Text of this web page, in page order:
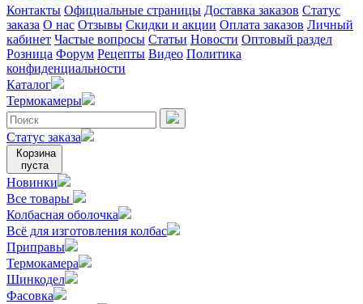
Контакты Официальные страницы Доставка заказов Статус
заказа О нас Отзывы Скидки и акции Оплата заказов Личный
кабинет Частые вопросы Статьи Новости Оптовый раздел
Розница Форум Рецепты Видео Политика
конфиденциальности
Каталог
Термокамеры
Статус заказа
Корзина
пуста
Новинки
Все товары
Колбасная оболочка
Всё для изготовления колбас
Приправы
Термокамера
Шинкодел
Фасовка